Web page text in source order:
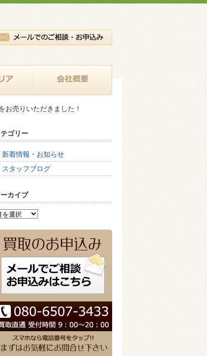
お売りいただきました！
ゴリー
新着情報・お知らせ
スタッフブログ
カイブ